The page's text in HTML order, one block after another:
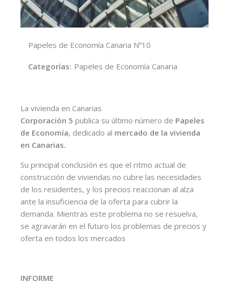
Papeles de Economía Canaria Nº10
Categorías: Papeles de Economía Canaria
La vivienda en Canarias
Corporación 5 publica su último número de Papeles
de Economía, dedicado al mercado de la vivienda
en Canarias.
Su principal conclusión es que el ritmo actual de
construcción de viviendas no cubre las necesidades
de los residentes, y los precios reaccionan al alza
ante la insuficiencia de la oferta para cubrir la
demanda. Mientras este problema no se resuelva,
se agravarán en el futuro los problemas de precios y
oferta en todos los mercados
INFORME